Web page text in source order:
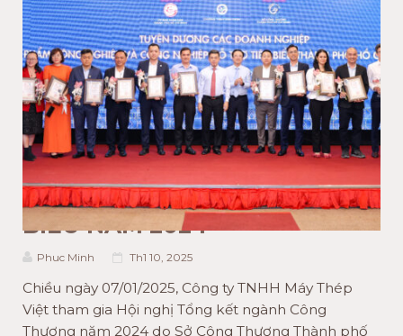
MÁY CÁN TÔN TIN CÔNG NGHỆ
MÁY CÁN TẤM SÀN- SẢN
PHẨM CÔNG NGHIỆP VÀ
CÔNG NGHIỆP HỖ TRỢ TIÊU
BIỂU NĂM 2024
Phuc Minh Th1 10, 2025
Chiều ngày 07/01/2025, Công ty TNHH Máy Thép
Việt tham gia Hội nghị Tổng kết ngành Công
Thương năm 2024 do Sở Công Thương Thành phố